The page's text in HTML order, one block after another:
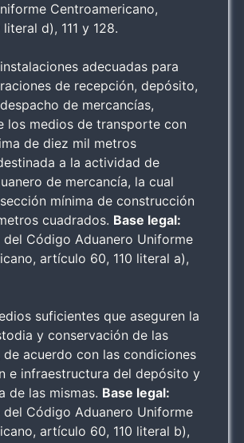
Centroamericano,
d), 111 y 128.
adecuadas para
de recepción, depósito,
de mercancías,
los medios de transporte con
de diez mil metros
a la actividad de
de mercancía, la cual
mínima de construcción
cuadrados. Base legal:
del Código Aduanero Uniforme
artículo 60, 110 literal a),
suficientes que aseguren la
y conservación de las
de acuerdo con las condiciones
e infraestructura del depósito y
de las mismas. Base legal:
del Código Aduanero Uniforme
artículo 60, 110 literal b),